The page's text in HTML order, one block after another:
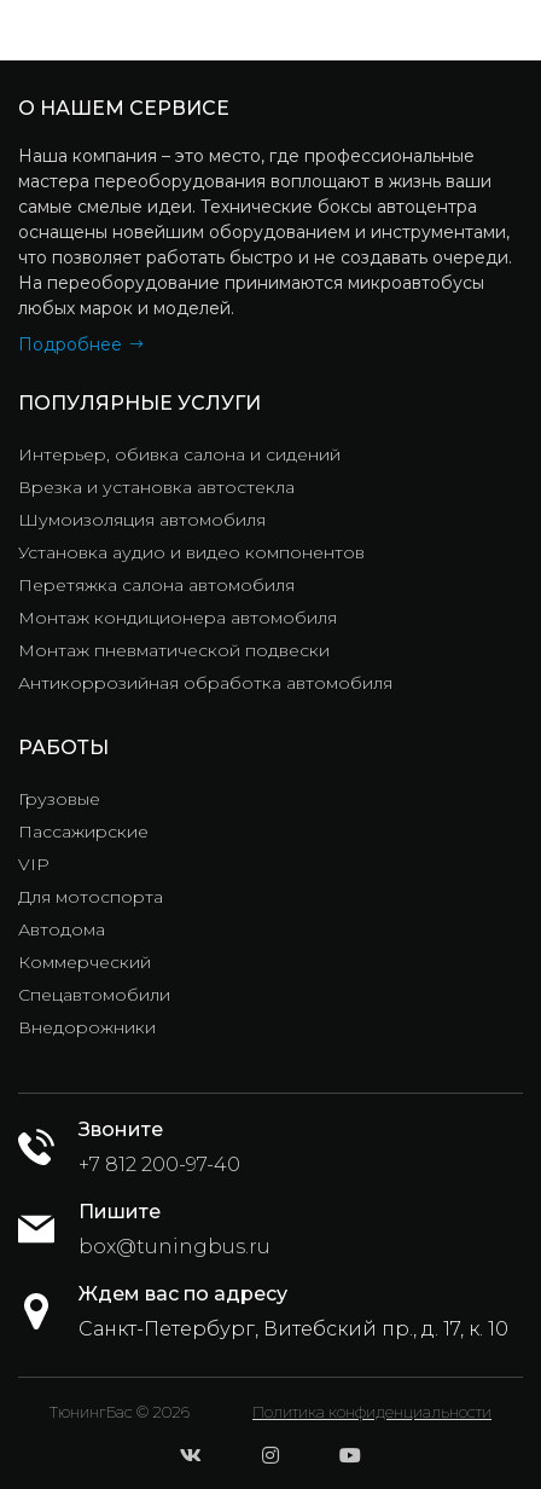
О НАШЕМ СЕРВИСЕ
Наша компания – это место, где профессиональные
мастера переоборудования воплощают в жизнь ваши
самые смелые идеи. Технические боксы автоцентра
оснащены новейшим оборудованием и инструментами,
что позволяет работать быстро и не создавать очереди.
На переоборудование принимаются микроавтобусы
любых марок и моделей.
Подробнее
ПОПУЛЯРНЫЕ УСЛУГИ
Интерьер, обивка салона и сидений
Врезка и установка автостекла
Шумоизоляция автомобиля
Установка аудио и видео компонентов
Перетяжка салона автомобиля
Монтаж кондиционера автомобиля
Монтаж пневматической подвески
Антикоррозийная обработка автомобиля
РАБОТЫ
Грузовые
Пассажирские
VIP
Для мотоспорта
Автодома
Коммерческий
Спецавтомобили
Внедорожники
Звоните
+7 812 200-97-40
Пишите
box@tuningbus.ru
Ждем вас по адресу
Санкт-Петербург, Витебский пр., д. 17, к. 10
ТюнингБас © 2026 Политика конфиденциальности